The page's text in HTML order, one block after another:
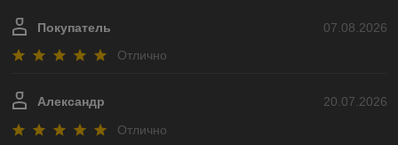
07.08.2026
Покупатель
Отлично
20.07.2026
Александр
Отлично